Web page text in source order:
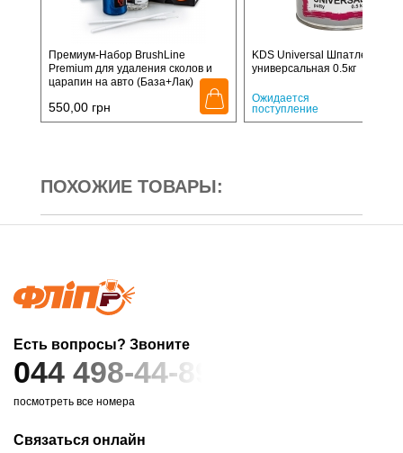
Премиум-Набор BrushLine
Premium для удаления сколов и
царапин на авто (База+Лак)
550,00 грн
KDS Universal Шпатлевка
универсальная 0.5кг
Ожидается
поступление
ПОХОЖИЕ ТОВАРЫ:
Есть вопросы? Звоните
044 498-44-89
посмотреть все номера
Связаться онлайн